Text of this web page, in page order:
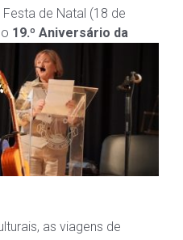
de Natal (18 de
19.º Aniversário da
as viagens de